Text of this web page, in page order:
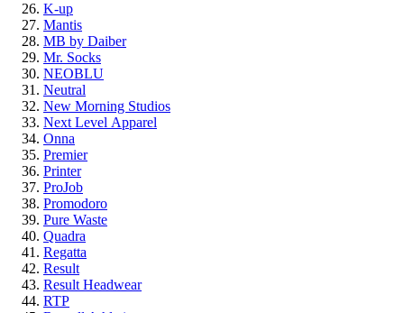
K-up
Mantis
MB by Daiber
Mr. Socks
NEOBLU
Neutral
New Morning Studios
Next Level Apparel
Onna
Premier
Printer
ProJob
Promodoro
Pure Waste
Quadra
Regatta
Result
Result Headwear
RTP